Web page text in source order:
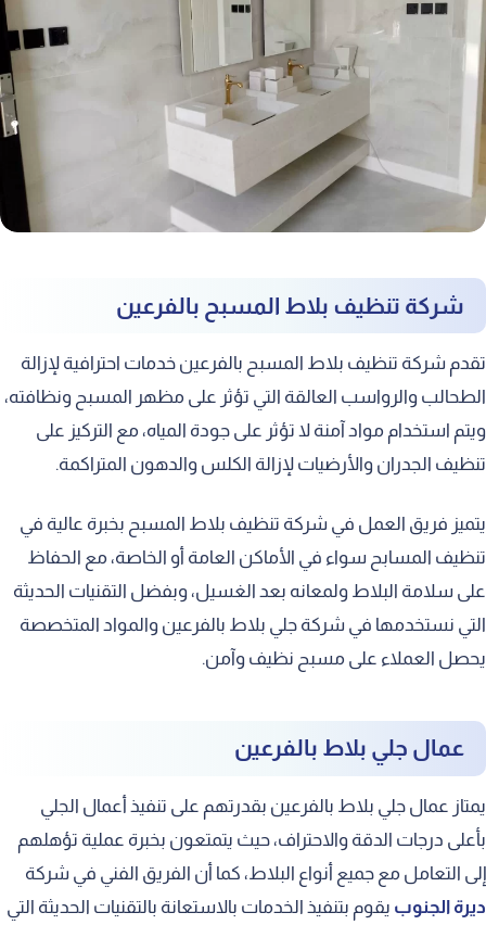
شركة تنظيف بلاط المسبح بالفرعين
تقدم شركة تنظيف بلاط المسبح بالفرعين خدمات احترافية لإزالة
الطحالب والرواسب العالقة التي تؤثر على مظهر المسبح ونظافته،
ويتم استخدام مواد آمنة لا تؤثر على جودة المياه، مع التركيز على
تنظيف الجدران والأرضيات لإزالة الكلس والدهون المتراكمة.
يتميز فريق العمل في شركة تنظيف بلاط المسبح بخبرة عالية في
تنظيف المسابح سواء في الأماكن العامة أو الخاصة، مع الحفاظ
على سلامة البلاط ولمعانه بعد الغسيل، وبفضل التقنيات الحديثة
التي نستخدمها في شركة جلي بلاط بالفرعين والمواد المتخصصة
يحصل العملاء على مسبح نظيف وآمن.
عمال جلي بلاط بالفرعين
يمتاز عمال جلي بلاط بالفرعين بقدرتهم على تنفيذ أعمال الجلي
بأعلى درجات الدقة والاحتراف، حيث يتمتعون بخبرة عملية تؤهلهم
إلى التعامل مع جميع أنواع البلاط، كما أن الفريق الفني في شركة
ديرة الجنوب يقوم بتنفيذ الخدمات بالاستعانة بالتقنيات الحديثة التي